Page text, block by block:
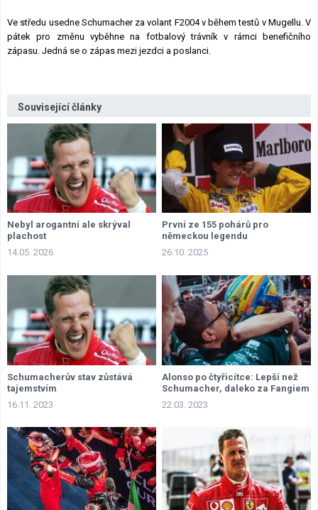
Ve středu usedne Schumacher za volant F2004 v během testů v Mugellu. V
pátek pro změnu vyběhne na fotbalový trávník v rámci benefičního
zápasu. Jedná se o zápas mezi jezdci a poslanci.
Související články
Nebyl arogantní ale skrýval
plachost
14.05. 2026
První ze 155 pohárů pro
německou legendu
26.10. 2025
Schumacherův stav zůstává
tajemstvím
16.11. 2023
Alonso po čtyřicítce: Lepší než
Schumacher, daleko za Fangiem
22.03. 2023